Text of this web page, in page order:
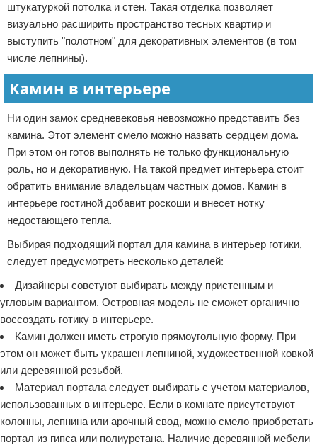
штукатуркой потолка и стен. Такая отделка позволяет
визуально расширить пространство тесных квартир и
выступить "полотном" для декоративных элементов (в том
числе лепнины).
Камин в интерьере
Ни один замок средневековья невозможно представить без
камина. Этот элемент смело можно назвать сердцем дома.
При этом он готов выполнять не только функциональную
роль, но и декоративную. На такой предмет интерьера стоит
обратить внимание владельцам частных домов. Камин в
интерьере гостиной добавит роскоши и внесет нотку
недостающего тепла.
Выбирая подходящий портал для камина в интерьер готики,
следует предусмотреть несколько деталей:
Дизайнеры советуют выбирать между пристенным и
угловым вариантом. Островная модель не сможет органично
воссоздать готику в интерьере.
Камин должен иметь строгую прямоугольную форму. При
этом он может быть украшен лепниной, художественной ковкой
или деревянной резьбой.
Материал портала следует выбирать с учетом материалов,
использованных в интерьере. Если в комнате присутствуют
колонны, лепнина или арочный свод, можно смело приобретать
портал из гипса или полиуретана. Наличие деревянной мебели